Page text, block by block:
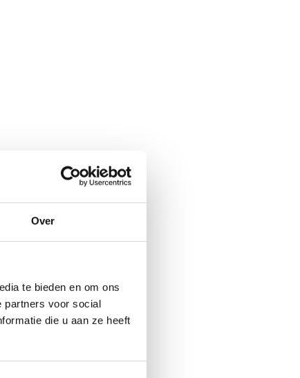
Over
te bieden en om ons
partners voor social
die u aan ze heeft